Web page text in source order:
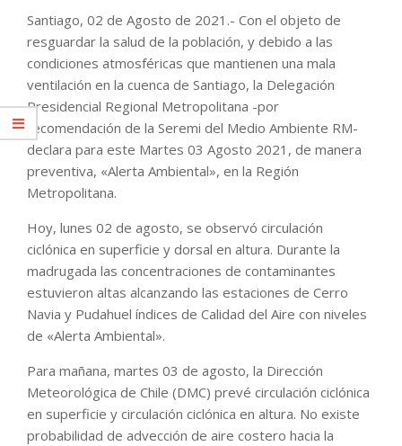
Santiago, 02 de Agosto de 2021.- Con el objeto de
resguardar la salud de la población, y debido a las
condiciones atmosféricas que mantienen una mala
ventilación en la cuenca de Santiago, la Delegación
Presidencial Regional Metropolitana -por
recomendación de la Seremi del Medio Ambiente RM-
declara para este Martes 03 Agosto 2021, de manera
preventiva, «Alerta Ambiental», en la Región
Metropolitana.
Hoy, lunes 02 de agosto, se observó circulación
ciclónica en superficie y dorsal en altura. Durante la
madrugada las concentraciones de contaminantes
estuvieron altas alcanzando las estaciones de Cerro
Navia y Pudahuel índices de Calidad del Aire con niveles
de «Alerta Ambiental».
Para mañana, martes 03 de agosto, la Dirección
Meteorológica de Chile (DMC) prevé circulación ciclónica
en superficie y circulación ciclónica en altura. No existe
probabilidad de advección de aire costero hacia la